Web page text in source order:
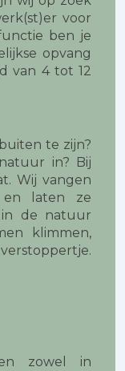
voor
ben je
opvang
van 4 tot 12
te zijn?
in? Bij
Wij vangen
en laten ze
in de natuur
klimmen,
zowel in